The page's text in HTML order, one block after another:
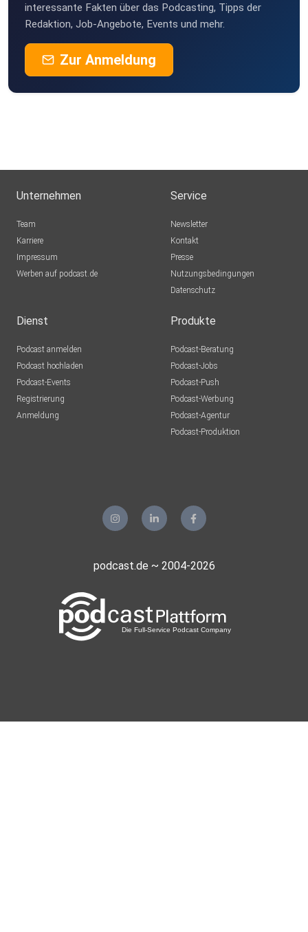
Erfurt
Puddingbrumsel
Barleben
sdexrgbj
draumur
Langenstein
interessante Fakten über das Podcasting, Tipps der
Redaktion, Job-Angebote, Events und mehr.
Zur Anmeldung
Unternehmen
Team
Karriere
Impressum
Werben auf podcast.de
Service
Newsletter
Kontakt
Presse
Nutzungsbedingungen
Datenschutz
Dienst
Podcast anmelden
Podcast hochladen
Podcast-Events
Registrierung
Anmeldung
Produkte
Podcast-Beratung
Podcast-Jobs
Podcast-Push
Podcast-Werbung
Podcast-Agentur
Podcast-Produktion
podcast.de ~ 2004-2026